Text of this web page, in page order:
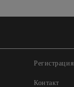
Регистрация
Контакт